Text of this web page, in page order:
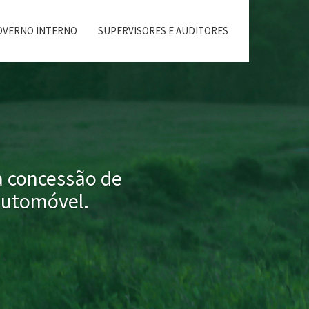
INTERNO SUPERVISORES E AUDITORES
de